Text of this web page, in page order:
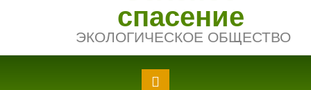
спасение
ЭКОЛОГИЧЕСКОЕ ОБЩЕСТВО